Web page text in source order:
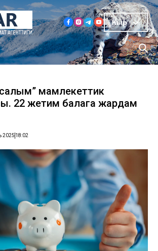
Кыр
мамлекеттик
22 жетим балага жардам
2025 18:02